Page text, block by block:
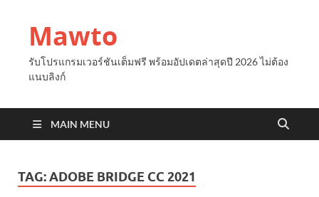
Mawto
รับโปรแกรมเวอร์ชันเต็มฟรี พร้อมอัปเดตล่าสุดปี 2026 ไม่ต้อง
แนบลิงก์
MAIN MENU
TAG:ADOBE BRIDGE CC 2021